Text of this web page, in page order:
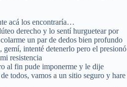
acá los encontraría…
derecho y lo sentí hurguetear por
un par de dedos bien profundo
gemí, intenté detenerlo pero el presionó
resistencia
al fin pude imponerme y le dije
todos, vamos a un sitio seguro y hare